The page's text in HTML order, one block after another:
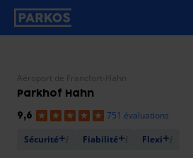
étiquette-de-navigation-principale
Aéroport de Francfort-Hahn
Parkhof Hahn
9,6
751 évaluations
Sécurité
Fiabilité Flexi